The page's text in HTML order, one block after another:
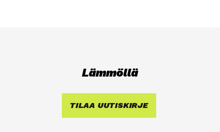
Läm­möl­lä
TILAA UUTIS­KIR­JE